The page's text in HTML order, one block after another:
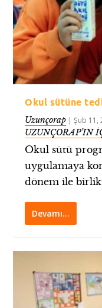
Okul sütüne
Uzunçorap |Şub 11,
UZUNÇORAP’IN
Okul sütü
uygulamaya
dönem ile
Devamı…